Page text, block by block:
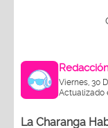
Viernes, 30
Actualizado
La Charanga